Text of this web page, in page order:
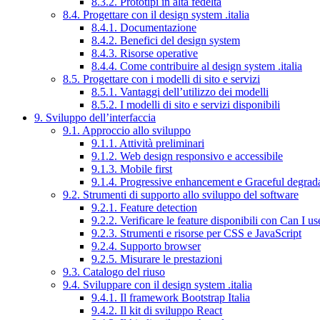
8.4. Progettare con il design system .italia
8.4.1. Documentazione
8.4.2. Benefici del design system
8.4.3. Risorse operative
8.4.4. Come contribuire al design system .italia
8.5. Progettare con i modelli di sito e servizi
8.5.1. Vantaggi dell’utilizzo dei modelli
8.5.2. I modelli di sito e servizi disponibili
9. Sviluppo dell’interfaccia
9.1. Approccio allo sviluppo
9.1.1. Attività preliminari
9.1.2. Web design responsivo e accessibile
9.1.3. Mobile first
9.1.4. Progressive enhancement e Graceful
9.2. Strumenti di supporto allo sviluppo del software
9.2.1. Feature detection
9.2.2. Verificare le feature disponibili con Can I
9.2.3. Strumenti e risorse per CSS e JavaScript
9.2.4. Supporto browser
9.2.5. Misurare le prestazioni
9.3. Catalogo del riuso
9.4. Sviluppare con il design system .italia
9.4.1. Il framework Bootstrap Italia
9.4.2. Il kit di sviluppo React